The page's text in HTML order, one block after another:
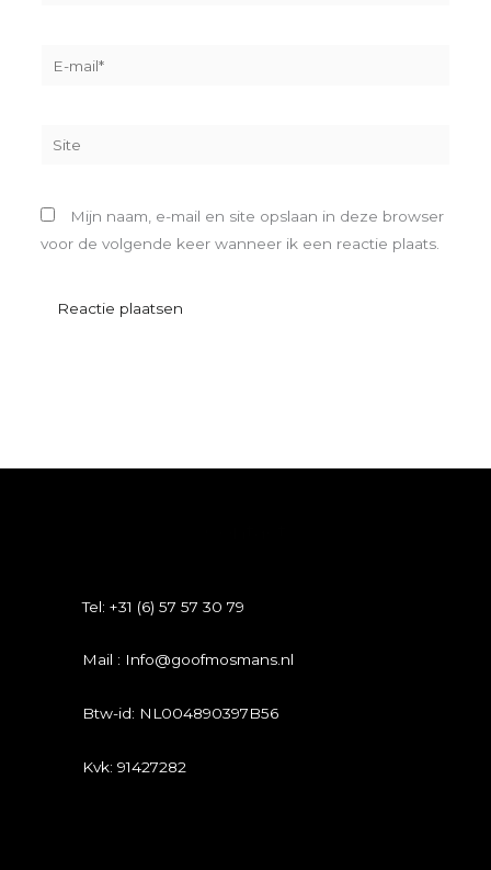
Site
Mijn naam, e-mail en site opslaan in deze browser
voor de volgende keer wanneer ik een reactie plaats.
Tel: +31 (6) 57 57 30 79
Mail : Info@goofmosmans.nl
Btw-id: NL004890397B56
Kvk: 91427282